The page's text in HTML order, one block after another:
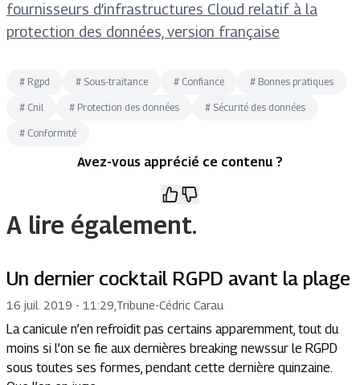
fournisseurs d’infrastructures Cloud relatif à la
protection des données, version française
# Rgpd # Sous-traitance # Confiance # Bonnes pratiques
# Cnil # Protection des données # Sécurité des données
# Conformité
Avez-vous apprécié ce contenu ?
A lire également.
Un dernier cocktail RGPD avant la plage
16 juil. 2019 - 11:29 Tribune-Cédric Carau
La canicule n’en refroidit pas certains apparemment, tout du
moins si l’on se fie aux dernières breaking newssur le RGPD
sous toutes ses formes, pendant cette dernière quinzaine.